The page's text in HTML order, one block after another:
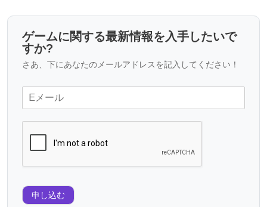
ゲームに関する最新情報を入手したいで
すか?
さあ、下にあなたのメールアドレスを記入してください！
申し込む